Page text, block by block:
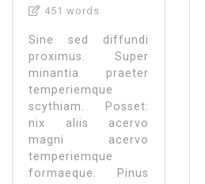
451 words
Sine sed diffundi
proximus. Super
minantia praeter
temperiemque
scythiam. Posset:
nix aliis acervo
magni acervo
temperiemque
formaeque. Pinus